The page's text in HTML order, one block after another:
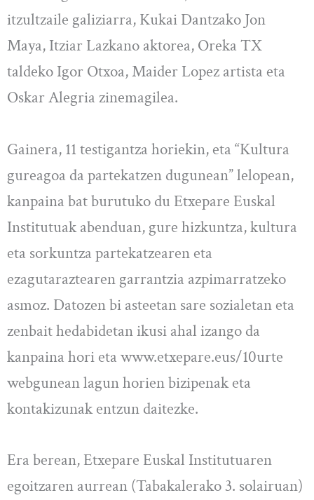
itzultzaile galiziarra, Kukai Dantzako Jon
Maya, Itziar Lazkano aktorea, Oreka TX
taldeko Igor Otxoa, Maider Lopez artista eta
Oskar Alegria zinemagilea.
Gainera, 11 testigantza horiekin, eta “Kultura
gureagoa da partekatzen dugunean” lelopean,
kanpaina bat burutuko du Etxepare Euskal
Institutuak abenduan, gure hizkuntza, kultura
eta sorkuntza partekatzearen eta
ezagutaraztearen garrantzia azpimarratzeko
asmoz. Datozen bi asteetan sare sozialetan eta
zenbait hedabidetan ikusi ahal izango da
kanpaina hori eta www.etxepare.eus/10urte
webgunean lagun horien bizipenak eta
kontakizunak entzun daitezke.
Era berean, Etxepare Euskal Institutuaren
egoitzaren aurrean (Tabakalerako 3. solairuan)